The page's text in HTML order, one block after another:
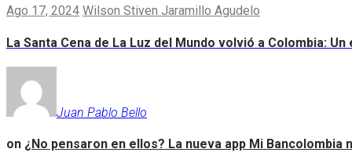
Ago 17, 2024 Wilson Stiven Jaramillo Agudelo
La Santa Cena de La Luz del Mundo volvió a Colombia:
Juan Pablo Bello
on ¿No pensaron en ellos? La nueva app Mi